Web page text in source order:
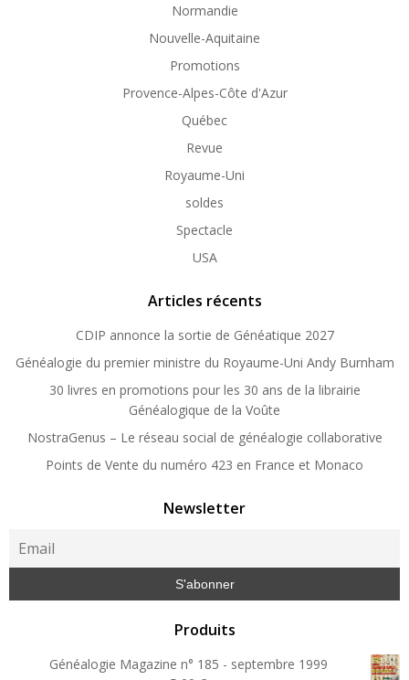
Normandie
Nouvelle-Aquitaine
Promotions
Provence-Alpes-Côte d'Azur
Québec
Revue
Royaume-Uni
soldes
Spectacle
USA
Articles récents
CDIP annonce la sortie de Généatique 2027
Généalogie du premier ministre du Royaume-Uni Andy Burnham
30 livres en promotions pour les 30 ans de la librairie
Généalogique de la Voûte
NostraGenus – Le réseau social de généalogie collaborative
Points de Vente du numéro 423 en France et Monaco
Newsletter
Produits
Généalogie Magazine n° 185 - septembre 1999